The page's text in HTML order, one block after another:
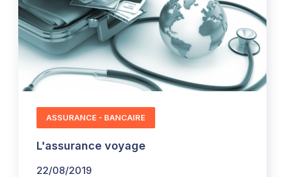
L'assurance voyage
22/08/2019
ASSURANCE - BANCAIRE